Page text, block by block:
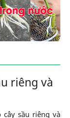
riêng và
sầu riêng và